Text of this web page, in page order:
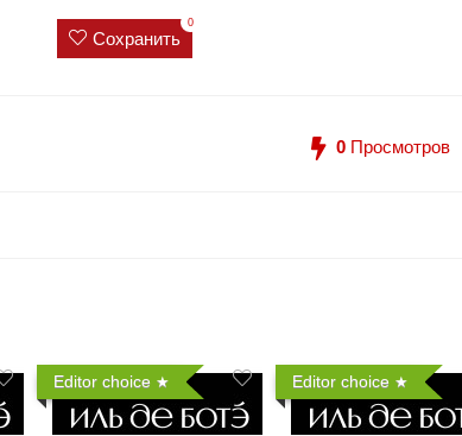
Сохранить
0
0 Просмотров
Editor choice Editor choice